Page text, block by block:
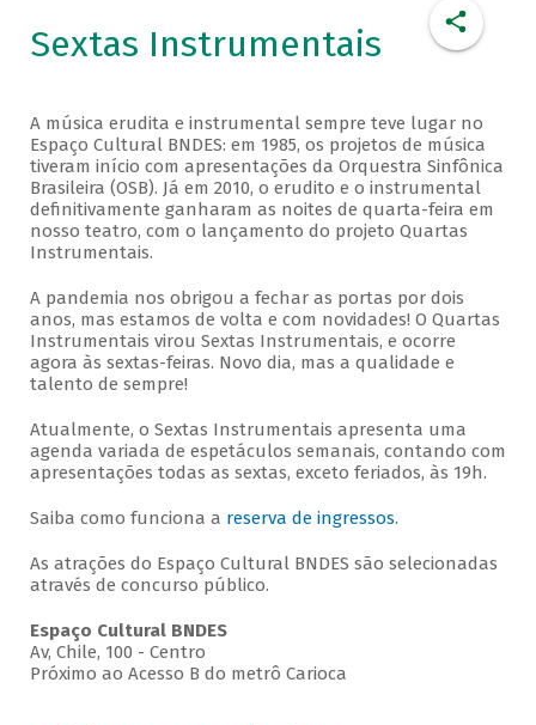
Sextas Instrumentais
A música erudita e instrumental sempre teve lugar no
Espaço Cultural BNDES: em 1985, os projetos de música
tiveram início com apresentações da Orquestra Sinfônica
Brasileira (OSB). Já em 2010, o erudito e o instrumental
definitivamente ganharam as noites de quarta-feira em
nosso teatro, com o lançamento do projeto Quartas
Instrumentais.
A pandemia nos obrigou a fechar as portas por dois
anos, mas estamos de volta e com novidades! O Quartas
Instrumentais virou Sextas Instrumentais, e ocorre
agora às sextas-feiras. Novo dia, mas a qualidade e
talento de sempre!
Atualmente, o Sextas Instrumentais apresenta uma
agenda variada de espetáculos semanais, contando com
apresentações todas as sextas, exceto feriados, às 19h.
Saiba como funciona a reserva de ingressos.
As atrações do Espaço Cultural BNDES são selecionadas
através de concurso público.
Espaço Cultural BNDES
Av, Chile, 100 - Centro
Próximo ao Acesso B do metrô Carioca